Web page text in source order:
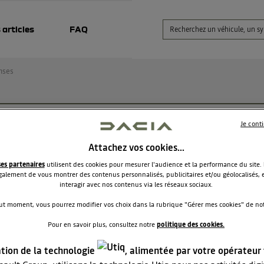
articles FAQ
Démarrage Duster 2 Prestige 1.3l 130ch (2019)
à tous,
(révisée chaque année dernière révision datant d'il y a un
changée il y a un peu plus d'un an) et j'aurais besoin de
jour, je rentre dans mon véhicule, tout s'allume
rien. J'ouvre le capot et en appuyant légèrement sur la
Attachez vos cookies…
partenairesutilisent des cookies pour mesurer l'audience et la performance du site.
de vous montrer des contenus personnalisés, publicitaires et/ou géolocalisés,
interagir avec nos contenus via les réseaux sociaux.
moment, vous pourrez modifier vos choix dans la rubrique "Gérer mes cookies" de
Pour en savoir plus, consultez notrepolitique des cookies.
de la technologie
, alimentée par votre opérateur
Je